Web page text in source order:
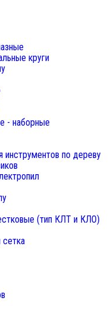
круги
- наборные
по дереву
(тип КЛТ и КЛО)
сетка